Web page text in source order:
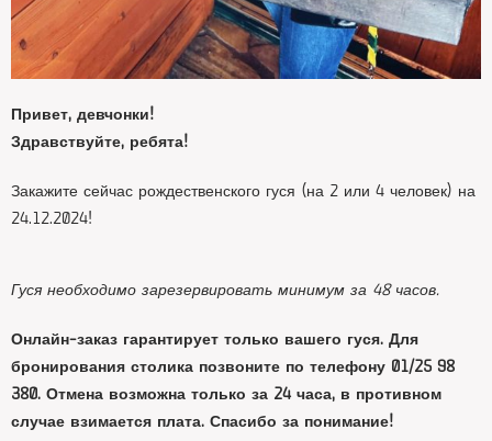
Привет, девчонки!
Здравствуйте, ребята!
Закажите сейчас рождественского гуся (на 2 или 4 человек) на
24.12.2024!
Гуся необходимо зарезервировать минимум за 48 часов.
Онлайн-заказ гарантирует только вашего гуся. Для
бронирования столика позвоните по телефону 01/25 98
380. Отмена возможна только за 24 часа, в противном
случае взимается плата. Спасибо за понимание!